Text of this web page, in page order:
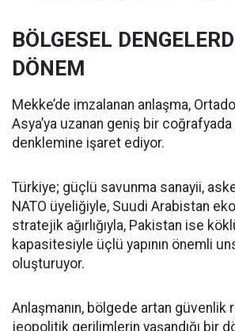
BÖLGESEL
DÖNEM
Mekke’de imzalanan anlaşma,
Asya’ya uzanan geniş bir
denklemine işaret ediyor.
Türkiye; güçlü savunma sanayii,
NATO üyeliğiyle, Suudi Arabistan
stratejik ağırlığıyla, Pakistan ise
kapasitesiyle üçlü yapının önemli
oluşturuyor.
Anlaşmanın, bölgede artan güvenlik
jeopolitik gerilimlerin yaşandığı bir